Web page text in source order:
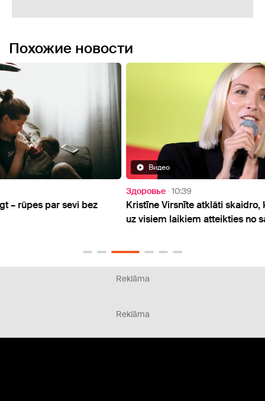
Похожие новости
Видео
Kristīne Virsnīte atklāti skaidro, kāpēc nolēmusi
uz visiem laikiem atteikties no saldumiem
Reklāma
Reklāma